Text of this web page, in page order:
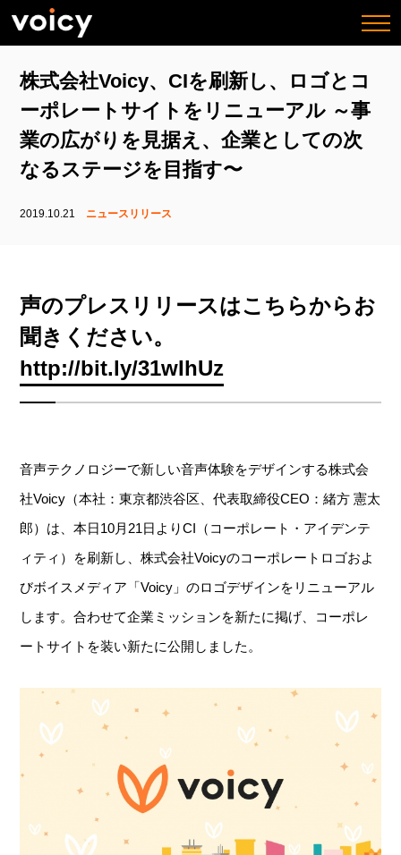
株式会社Voicy、CIを刷新し、ロゴとコ
ーポレートサイトをリニューアル ～事
業の広がりを見据え、企業としての次
なるステージを目指す〜
2019.10.21 ニュースリリース
声のプレスリリースはこちらからお
聞きください。
http://bit.ly/31wIhUz
音声テクノロジーで新しい音声体験をデザインする株式会
社Voicy（本社：東京都渋谷区、代表取締役CEO：緒方 憲太
郎）は、本日10月21日よりCI（コーポレート・アイデンテ
ィティ）を刷新し、株式会社Voicyのコーポレートロゴおよ
びボイスメディア「Voicy」のロゴデザインをリニューアル
します。合わせて企業ミッションを新たに掲げ、コーポレ
ートサイトを装い新たに公開しました。